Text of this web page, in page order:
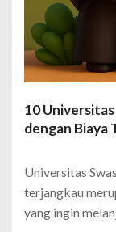
10
dengan Biaya
Universitas
terjangkau
yang ingin